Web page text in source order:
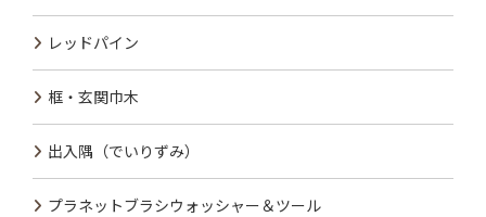
レッドパイン
框・玄関巾木
出入隅（でいりずみ）
プラネットブラシウォッシャー＆ツール